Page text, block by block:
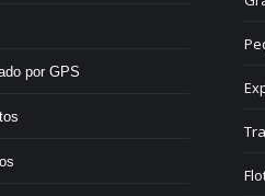
por GPS